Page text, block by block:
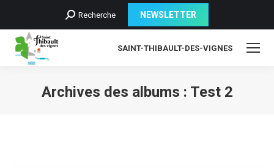
Recherche
Recherche NEWSLETTER
SAINT-THIBAULT-DES-VIGNES
Archives des albums : Test 2